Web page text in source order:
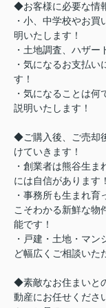
◆お客様に必要な情
・小、中学校やお
明いたします！
・土地調査、ハザー
・気になるお支払
す！
・気になることは
説明いたします！
◆ご購入後、ご売却
けていきます！
・創業者は熊谷生
には自信があります！
・事務所も生まれ
こそわかる新鮮な物
能です！
・戸建・土地・マ
ど幅広くご相談いた
◆素敵なお住まいと
動産にお任せくださ